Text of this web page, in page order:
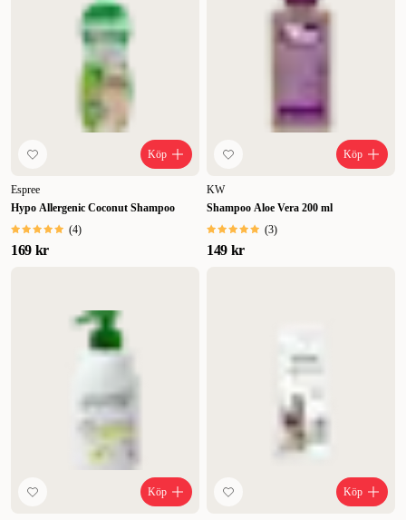
Köp
Espree
Hypo Allergenic Coconut Shampoo
(4)
169 kr
Köp
KW
Shampoo Aloe Vera 200 ml
(3)
149 kr
Köp Köp